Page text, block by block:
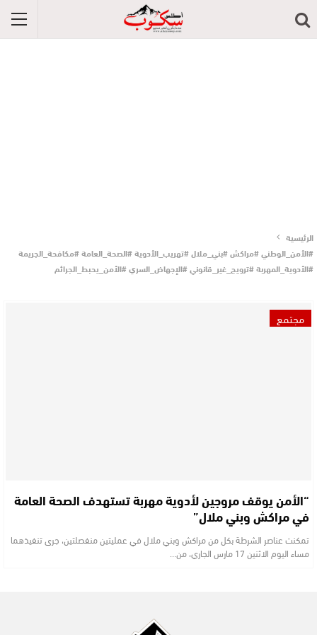
الرئيسية
#الأمن_الوطني #مراكش #بني_ملال #تهريب_الأدوية #الصحة_العامة #مكافحة_الجريمة
#الأدوية_المهربة #ترويج_غير_قانوني #الإجهاض_السري #الأمن_يحبط_الجرائم
مجتمع
“الأمن يوقف مروجين لأدوية مهربة تستهدف الصحة العامة
في مراكش وبني ملال”
تمكنت عناصر الشرطة بكل من مراكش وبني ملال في عمليتين منفصلتين، جرى تنفيذهما
مساء اليوم الاثنين 17 مارس الجاري، من…